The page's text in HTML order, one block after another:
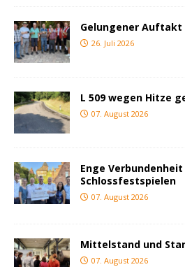
Gelungener
26. Juli 2026
L 509 wegen Hitze
07. August 2026
Enge
Schlossfestspielen
07. August 2026
Mittelstand und
07. August 2026